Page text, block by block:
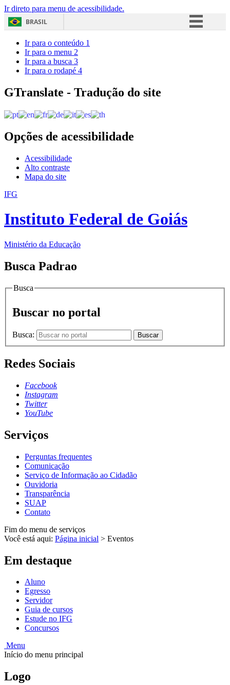
Ir direto para menu de acessibilidade.
BRASIL
Acesso à informação
Ir para o conteúdo 1
Ir para o menu 2
Ir para a busca 3
Ir para o rodapé 4
GTranslate - Tradução do site
Opções de acessibilidade
Acessibilidade
Alto contraste
Mapa do site
IFG
Instituto Federal de Goiás
Ministério da Educação
Busca Padrao
Busca
Buscar no portal
Busca: Buscar
Redes Sociais
Facebook
Instagram
Twitter
YouTube
Serviços
Perguntas frequentes
Comunicação
Serviço de Informação ao Cidadão
Ouvidoria
Transparência
SUAP
Contato
Fim do menu de serviços
Você está aqui: Página inicial > Eventos
Em destaque
Aluno
Egresso
Servidor
Guia de cursos
Estude no IFG
Concursos
Menu
Início do menu principal
Logo